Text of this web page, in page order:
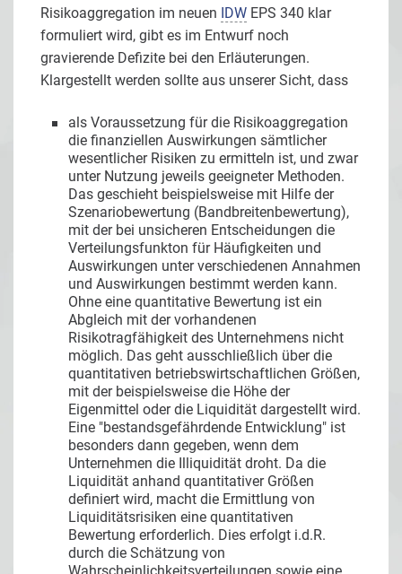
Risikoaggregation im neuen IDW EPS 340 klar
formuliert wird, gibt es im Entwurf noch
gravierende Defizite bei den Erläuterungen.
Klargestellt werden sollte aus unserer Sicht, dass
als Voraussetzung für die Risikoaggregation
die finanziellen Auswirkungen sämtlicher
wesentlicher Risiken zu ermitteln ist, und zwar
unter Nutzung jeweils geeigneter Methoden.
Das geschieht beispielsweise mit Hilfe der
Szenariobewertung (Bandbreitenbewertung),
mit der bei unsicheren Entscheidungen die
Verteilungsfunkton für Häufigkeiten und
Auswirkungen unter verschiedenen Annahmen
und Auswirkungen bestimmt werden kann.
Ohne eine quantitative Bewertung ist ein
Abgleich mit der vorhandenen
Risikotragfähigkeit des Unternehmens nicht
möglich. Das geht ausschließlich über die
quantitativen betriebswirtschaftlichen Größen,
mit der beispielsweise die Höhe der
Eigenmittel oder die Liquidität dargestellt wird.
Eine "bestandsgefährdende Entwicklung" ist
besonders dann gegeben, wenn dem
Unternehmen die Illiquidität droht. Da die
Liquidität anhand quantitativer Größen
definiert wird, macht die Ermittlung von
Liquiditätsrisiken eine quantitativen
Bewertung erforderlich. Dies erfolgt i.d.R.
durch die Schätzung von
Wahrscheinlichkeitsverteilungen sowie eine